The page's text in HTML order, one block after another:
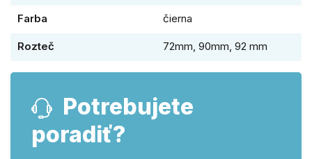
Farba
čierna
Rozteč 72mm, 90mm, 92 mm
Potrebujete
poradiť?